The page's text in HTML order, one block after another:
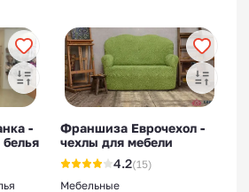
-
Франшиза Еврочехол -
чехлы для мебели
4.2(15)
Мебельные